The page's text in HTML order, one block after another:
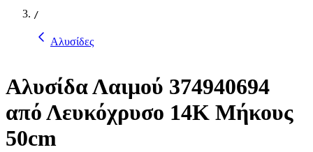
/
Αλυσίδες
Αλυσίδα Λαιμού 374940694
από Λευκόχρυσο 14K Μήκους
50cm